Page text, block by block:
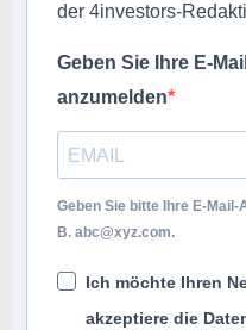
der 4investors-
Geben Sie Ihre E-
anzumelden
Geben Sie bitte Ihre E-
B. abc@xyz.com.
Ich möchte Ihren
akzeptiere die